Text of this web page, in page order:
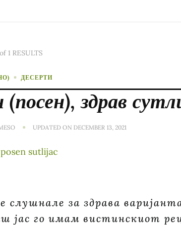
1 RESULTS
ДЕСЕРТИ
(посен), здрав
UPDATED ON DECEMBER 13, 2021
слушнале за здрава
јас го имам вистинскиот